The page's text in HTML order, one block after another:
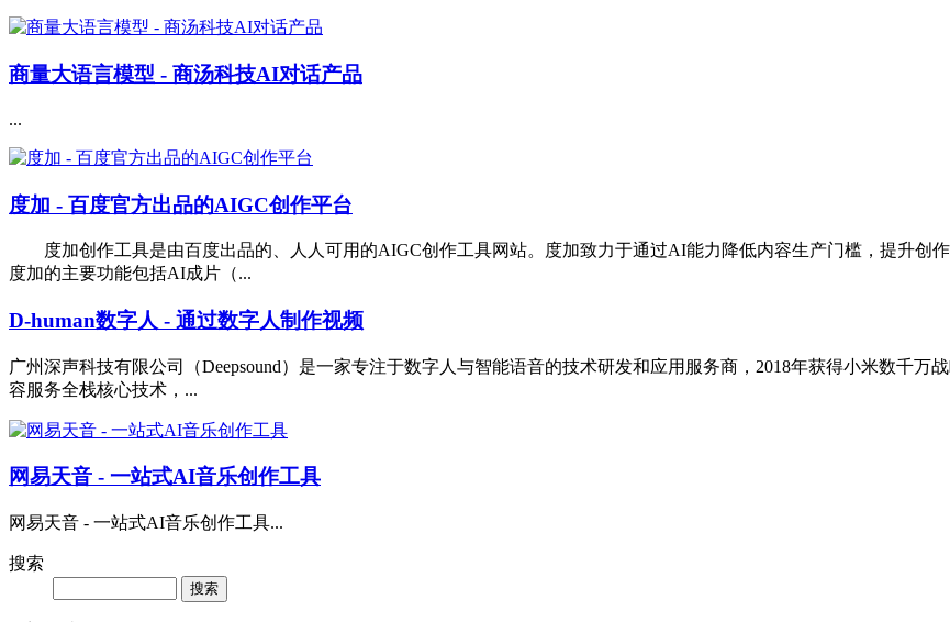
商量大语言模型 - 商汤科技AI对话产品
...
度加 - 百度官方出品的AIGC创作平台
度加创作工具是由百度出品的、人人可用的AIGC创作工具网站。度加致力于通过AI能力降低内容生产门槛，提升创作
度加的主要功能包括AI成片（...
D-human数字人 - 通过数字人制作视频
广州深声科技有限公司（Deepsound）是一家专注于数字人与智能语音的技术研发和应用服务商，2018年获得小米数千
容服务全栈核心技术，...
网易天音 - 一站式AI音乐创作工具
网易天音 - 一站式AI音乐创作工具...
搜索